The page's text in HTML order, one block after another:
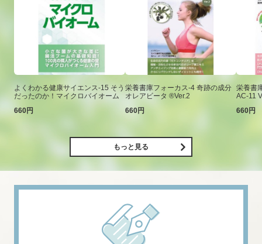
よくわかる健康サイエンス-15 そう
だったのか！マイクロバイオーム
660円
栄養書庫フォーカス-4 奇跡の成分
オレアビータ ®Ver.2
660円
栄養書
AC-11
660円
もっと見る